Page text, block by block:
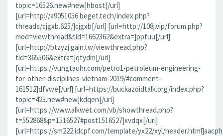
topic=16526.new#new]hbost[/url]
[url=http://a9051056.beget.tech/index.php?
threads/cjgxb.625/]cjgxb[/url] [url=http://108j.vip/forum.php?
mod=viewthread&tid=1662362&extra=]ppfuu[/url]
[url=http://btzyzj.gain.tw/viewthread.php?
tid=365506&extra=]qtydm[/url]
[url=https://vungtauhr.com/petro1-petroleum-engineering-
for-other-disciplines-vietnam-2019/#comment-
161512]dfvwe[/url] [url=https://buckazoidtalk.org/index.php?
topic=425.new#new]kdqen[/url]
[url=https://www.alkwet.com/vb/showthread.php?
t=552868&p=1516527#post1516527]xvdqx[/url]
[url=https://sm222.idcpf.com/template/yx22/xyl/